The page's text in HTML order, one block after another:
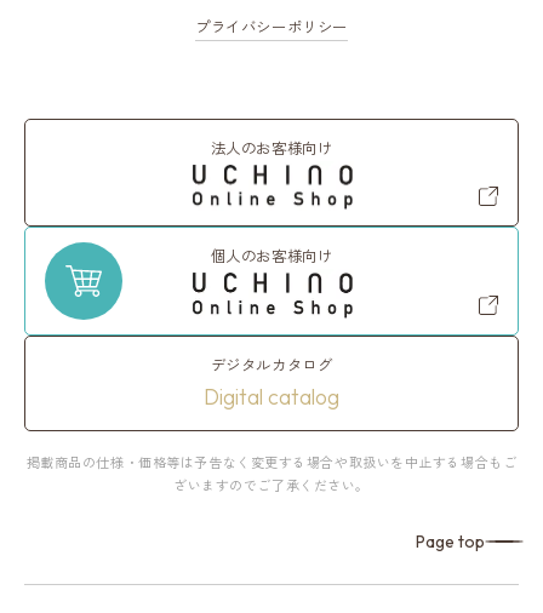
プライバシーポリシー
法人のお客様向け
個人のお客様向け
デジタルカタログ
Digital catalog
掲載商品の仕様・価格等は予告なく変更する場合や取扱いを中止する場合もご
ざいますのでご了承ください。
Page top